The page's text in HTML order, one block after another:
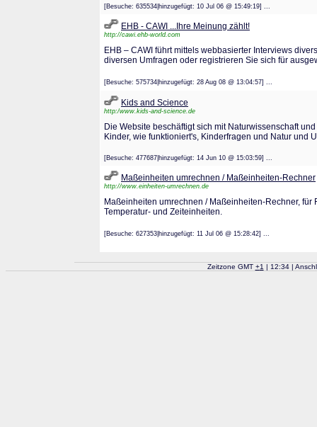
[Besuche: 635534|hinzugefügt: 10 Jul 06 @ 15:49:19] ...
EHB - CAWI ...Ihre Meinung zählt!
http://cawi.ehb-world.com
EHB – CAWI führt mittels webbasierter Interviews
diversen Umfragen oder registrieren Sie sich für
[Besuche: 575734|hinzugefügt: 28 Aug 08 @ 13:04:57] ...
Kids and Science
http:/www.kids-and-science.de
Die Website beschäftigt sich mit Naturwissenschaft
Kinder, wie funktioniert's, Kinderfragen und Natur und
[Besuche: 477687|hinzugefügt: 14 Jun 10 @ 15:03:59] ...
Maßeinheiten umrechnen / Maßeinheiten-Rechner
http://www.einheiten-umrechnen.de
Maßeinheiten umrechnen / Maßeinheiten-Rechner,
Temperatur- und Zeiteinheiten.
[Besuche: 627353|hinzugefügt: 11 Jul 06 @ 15:28:42] ...
Zeitzone GMT +1 | 12:34 |